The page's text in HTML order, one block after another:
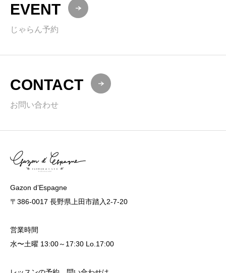
EVENT
じゃらん予約
CONTACT
お問い合わせ
Gazon d’Espagne
〒386-0017 長野県上田市踏入2-7-20
営業時間
水〜土曜 13:00～17:30 Lo.17:00